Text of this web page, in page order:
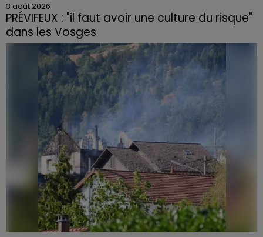
3 août 2026
PRÉVIFEUX : "il faut avoir une culture du risque"
dans les Vosges